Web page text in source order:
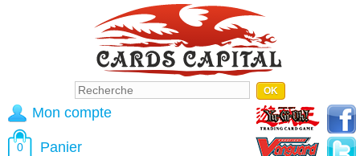
Mon compte
0 Panier